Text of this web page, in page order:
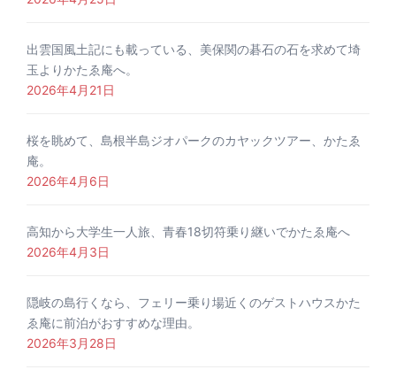
出雲国風土記にも載っている、美保関の碁石の石を求めて埼
玉よりかたゑ庵へ。
2026年4月21日
桜を眺めて、島根半島ジオパークのカヤックツアー、かたゑ
庵。
2026年4月6日
高知から大学生一人旅、青春18切符乗り継いでかたゑ庵へ
2026年4月3日
隠岐の島行くなら、フェリー乗り場近くのゲストハウスかた
ゑ庵に前泊がおすすめな理由。
2026年3月28日